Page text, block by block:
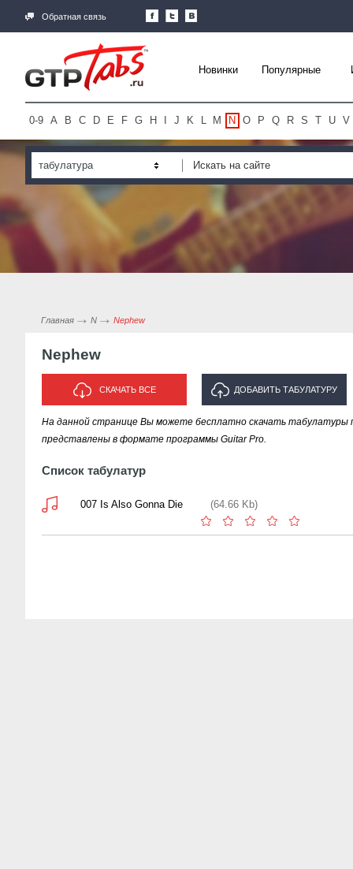
Обратная связь
Новинки Популярные
0-9 A B C D E F G H J K L M N O P Q R S T U V
табулатура
Главная N Nephew
Nephew
СКАЧАТЬ ВСЕ ДОБАВИТЬ ТАБУЛАТУРУ
ИСПОЛНИТЕЛЯ "NEPHEW"
На данной странице Вы можете бесплатно скачать табулатуры
представлены в формате программы Guitar Pro.
Список табулатур
007 Is Also Gonna Die (64.66 Kb)